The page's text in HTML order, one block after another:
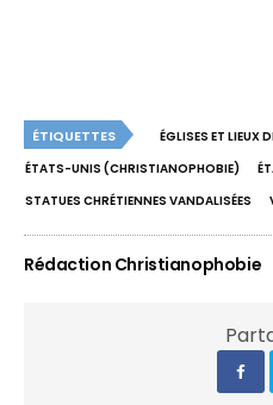
ÉTIQUETTES
ÉGLISES ET LIEUX
ÉTATS-UNIS (CHRISTIANOPHOBIE)
STATUES CHRÉTIENNES VANDALISÉES
Rédaction Christianophobie